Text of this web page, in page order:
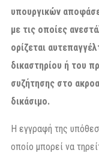
υπουργικών
με τις οποίες
ορίζεται
δικαστηρίου ή του
συζήτησης στο
δικάσιμο.
Η εγγραφή της
οποίο μπορεί να